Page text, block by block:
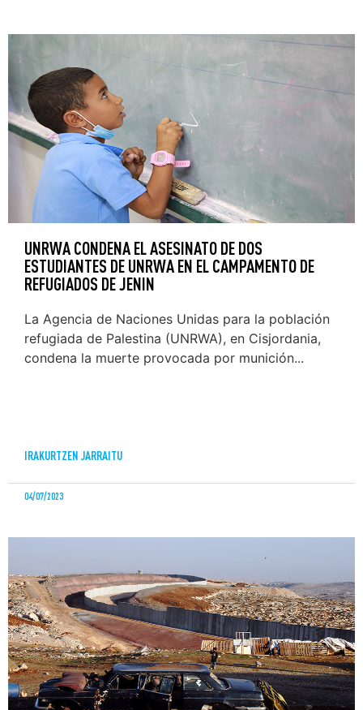
UNRWA CONDENA EL ASESINATO DE DOS
ESTUDIANTES DE UNRWA EN EL CAMPAMENTO DE
REFUGIADOS DE JENIN
La Agencia de Naciones Unidas para la población
refugiada de Palestina (UNRWA), en Cisjordania,
condena la muerte provocada por munición...
IRAKURTZEN JARRAITU
04/07/2023